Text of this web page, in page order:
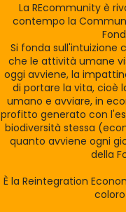
La REcommunity è
contempo la
Si fonda sull'intuizione
che le attività umane
oggi avviene, la
di portare la vita, cioè
umano e avviare, in
profitto generato con
biodiversità stessa
quanto avviene ogni
della
È la Reintegration